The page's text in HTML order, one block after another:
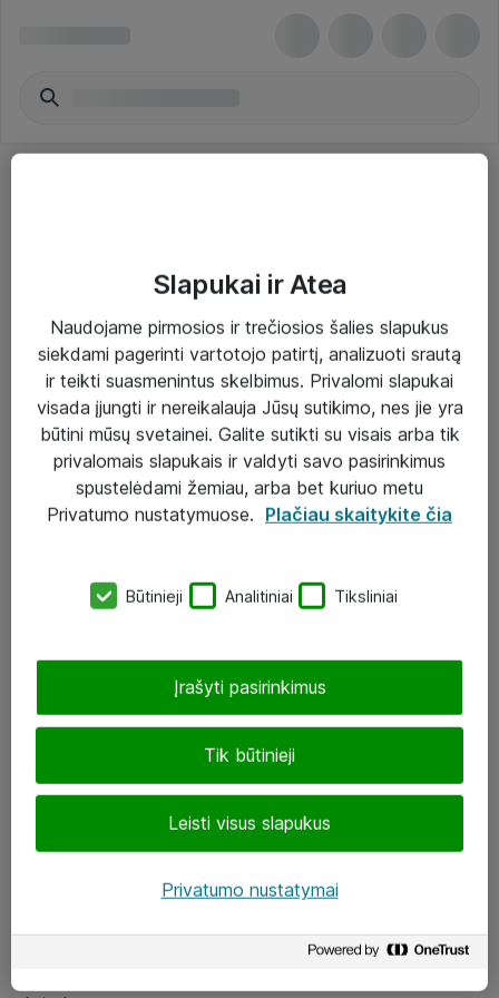
Paslaugos
Sprendimai
Įgyvendinti projektai
Atea ekspertų patarimai verslui
eShop@atea.lt
LinkedIn
Slapukai ir Atea
Naudojame pirmosios ir trečiosios šalies slapukus
siekdami pagerinti vartotojo patirtį, analizuoti srautą
ir teikti suasmenintus skelbimus. Privalomi slapukai
visada įjungti ir nereikalauja Jūsų sutikimo, nes jie yra
būtini mūsų svetainei. Galite sutikti su visais arba tik
privalomais slapukais ir valdyti savo pasirinkimus
spustelėdami žemiau, arba bet kuriuo metu
Privatumo nustatymuose. Plačiau skaitykite čia
Būtinieji Analitiniai Tiksliniai
Tik būtinieji
Leisti visus slapukus
Įrašyti pasirinkimus
Privatumo nustatymai